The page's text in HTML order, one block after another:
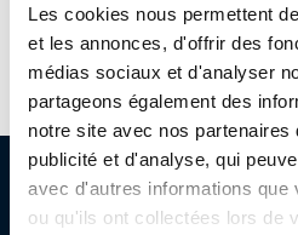
Les cookies nous permettent
et les annonces, d'offrir des
médias sociaux et d'analyser
partageons également des
notre site avec nos
publicité et d'analyse, qui
avec d'autres informations que
ou qu'ils ont collectées lors de
Facebook
TwitterLinkedIn